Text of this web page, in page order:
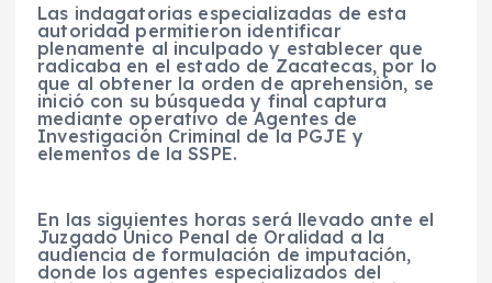
Las indagatorias especializadas de esta
autoridad permitieron identificar
plenamente al inculpado y establecer que
radicaba en el estado de Zacatecas, por lo
que al obtener la orden de aprehensión, se
inició con su búsqueda y final captura
mediante operativo de Agentes de
Investigación Criminal de la PGJE y
elementos de la SSPE.
En las siguientes horas será llevado ante el
Juzgado Único Penal de Oralidad a la
audiencia de formulación de imputación,
donde los agentes especializados del